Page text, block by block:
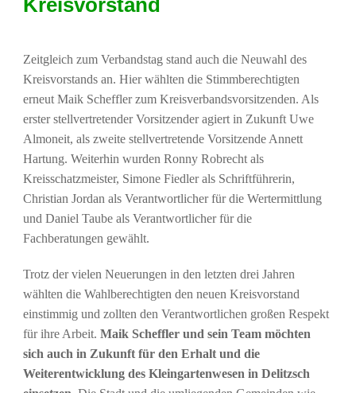
Zeitgleich zum Verbandstag stand auch die Neuwahl des
Kreisvorstands an. Hier wählten die Stimmberechtigten
erneut Maik Scheffler zum Kreisverbandsvorsitzenden. Als
erster stellvertretender Vorsitzender agiert in Zukunft Uwe
Almoneit, als zweite stellvertretende Vorsitzende Annett
Hartung. Weiterhin wurden Ronny Robrecht als
Kreisschatzmeister, Simone Fiedler als Schriftführerin,
Christian Jordan als Verantwortlicher für die Wertermittlung
und Daniel Taube als Verantwortlicher für die
Fachberatungen gewählt.
Trotz der vielen Neuerungen in den letzten drei Jahren
wählten die Wahlberechtigten den neuen Kreisvorstand
einstimmig und zollten den Verantwortlichen großen Respekt
für ihre Arbeit. Maik Scheffler und sein Team möchten
sich auch in Zukunft für den Erhalt und die
Weiterentwicklung des Kleingartenwesen in Delitzsch